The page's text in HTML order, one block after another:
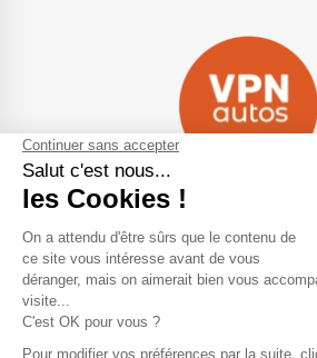
Navigation
Qui sommes-nous ?
VPN Autos Pro - Notre site de
voitures d'occasion pour
professionnels & marchands
Plan du